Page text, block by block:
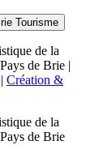
Tourisme
de la
de Brie |
| Création &
de la
de Brie